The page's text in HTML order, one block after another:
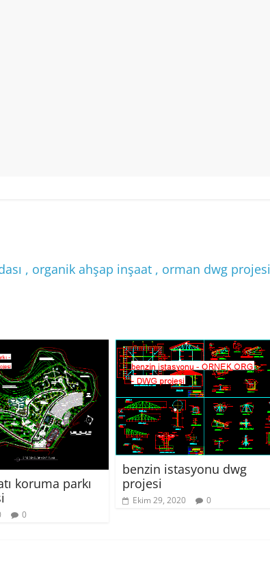
, organik ahşap inşaat , orman dwg projesi
koruma parkı
0
benzin istasyonu dwg
projesi
Ekim 29, 2020 0